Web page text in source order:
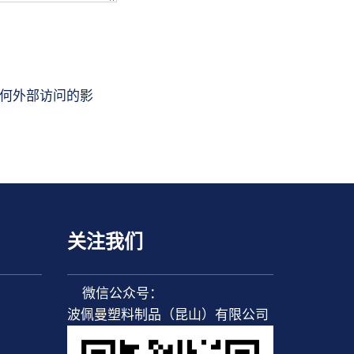
外部访问的影
关注我们
微信公众号：
波佩曼塑料制品（昆山）有限公司